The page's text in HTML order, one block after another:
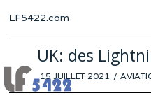
LF5422.com
UK: des
POSTED
ON
15 JUILLET 2021 5